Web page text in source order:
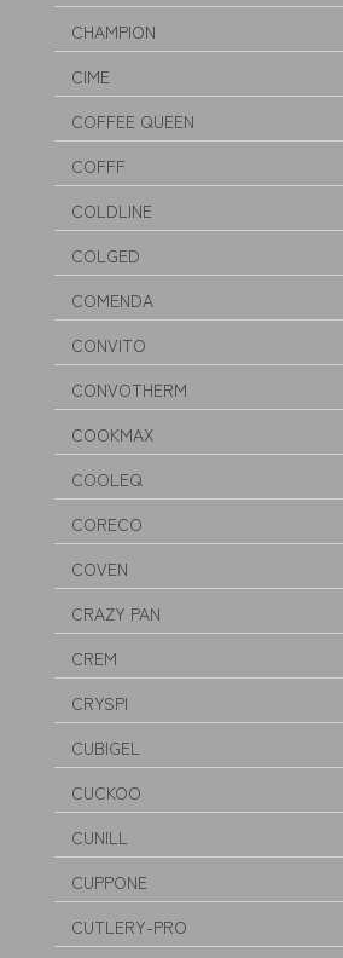
CHAMPION
CIME
COFFEE QUEEN
COFFF
COLDLINE
COLGED
COMENDA
CONVITO
CONVOTHERM
COOKMAX
COOLEQ
CORECO
COVEN
CRAZY PAN
CREM
CRYSPI
CUBIGEL
CUCKOO
CUNILL
CUPPONE
CUTLERY-PRO